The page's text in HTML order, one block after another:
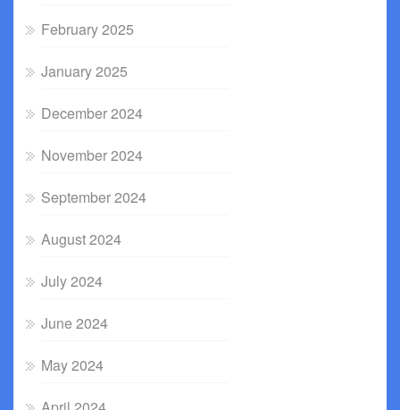
February 2025
January 2025
December 2024
November 2024
September 2024
August 2024
July 2024
June 2024
May 2024